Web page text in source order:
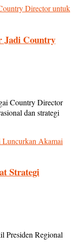
Jadi Country
Country Director
dan strategi
Strategi
Presiden Regional